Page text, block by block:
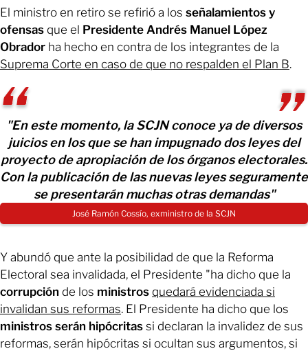
El ministro en retiro se refirió a los señalamientos y
ofensas que el Presidente Andrés Manuel López
Obrador ha hecho en contra de los integrantes de la
Suprema Corte en caso de que no respalden el Plan B.
"En este momento, la SCJN conoce ya de diversos
juicios en los que se han impugnado dos leyes del
proyecto de apropiación de los órganos electorales.
Con la publicación de las nuevas leyes seguramente
se presentarán muchas otras demandas"
José Ramón Cossío, exministro de la SCJN
Y abundó que ante la posibilidad de que la Reforma
Electoral sea invalidada, el Presidente "ha dicho que la
corrupción de los ministros quedará evidenciada si
invalidan sus reformas. El Presidente ha dicho que los
ministros serán hipócritas si declaran la invalidez de sus
reformas, serán hipócritas si ocultan sus argumentos, si